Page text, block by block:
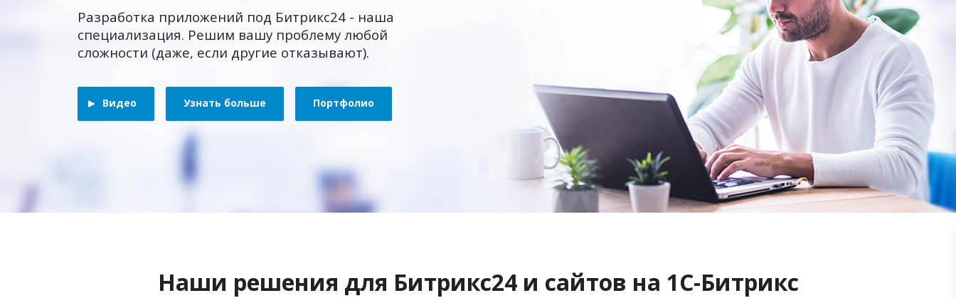
Разработка приложений под Битрикс24 - наша
специализация. Решим вашу проблему любой
сложности (даже, если другие отказывают).
Видео Узнать больше Портфолио
Наши решения для Битрикс24 и сайтов на 1С-Битрикс